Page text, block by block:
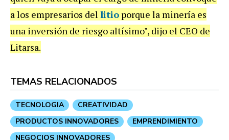
a los empresarios del litio porque la minería es
una inversión de riesgo altísimo", dijo el CEO de
Litarsa.
TEMAS RELACIONADOS
TECNOLOGIA
CREATIVIDAD
PRODUCTOS INNOVADORES
EMPRENDIMIENTO
NEGOCIOS INNOVADORES